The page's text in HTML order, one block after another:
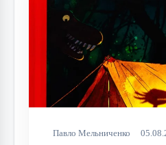
Павло Мельниченко